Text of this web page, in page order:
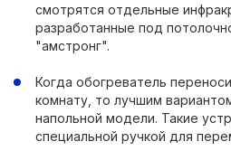
смотрятся отдельные
разработанные под
"амстронг".
Когда обогреватель
комнату, то лучшим
напольной модели. Такие
специальной ручкой для